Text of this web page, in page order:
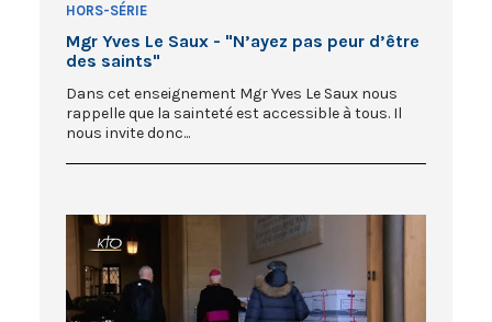
HORS-SÉRIE
Mgr Yves Le Saux - "N’ayez pas peur d’être
des saints"
Dans cet enseignement Mgr Yves Le Saux nous
rappelle que la sainteté est accessible à tous. Il
nous invite donc...